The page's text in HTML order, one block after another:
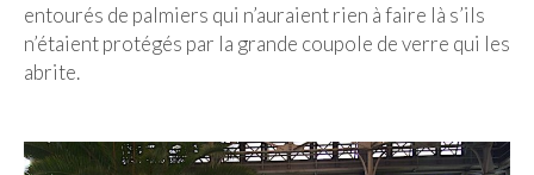
entourés de palmiers qui n’auraient rien à faire là s’ils
n’étaient protégés par la grande coupole de verre qui les
abrite.